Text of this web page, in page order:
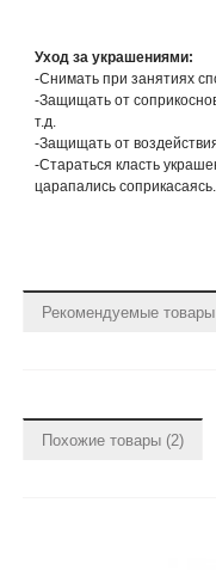
Уход за украшениями:
-Снимать при занятиях
-Защищать от
т.д.
-Защищать от
-Стараться класть
царапались соприкасаясь.
Рекомендуемые
Похожие товары (2)